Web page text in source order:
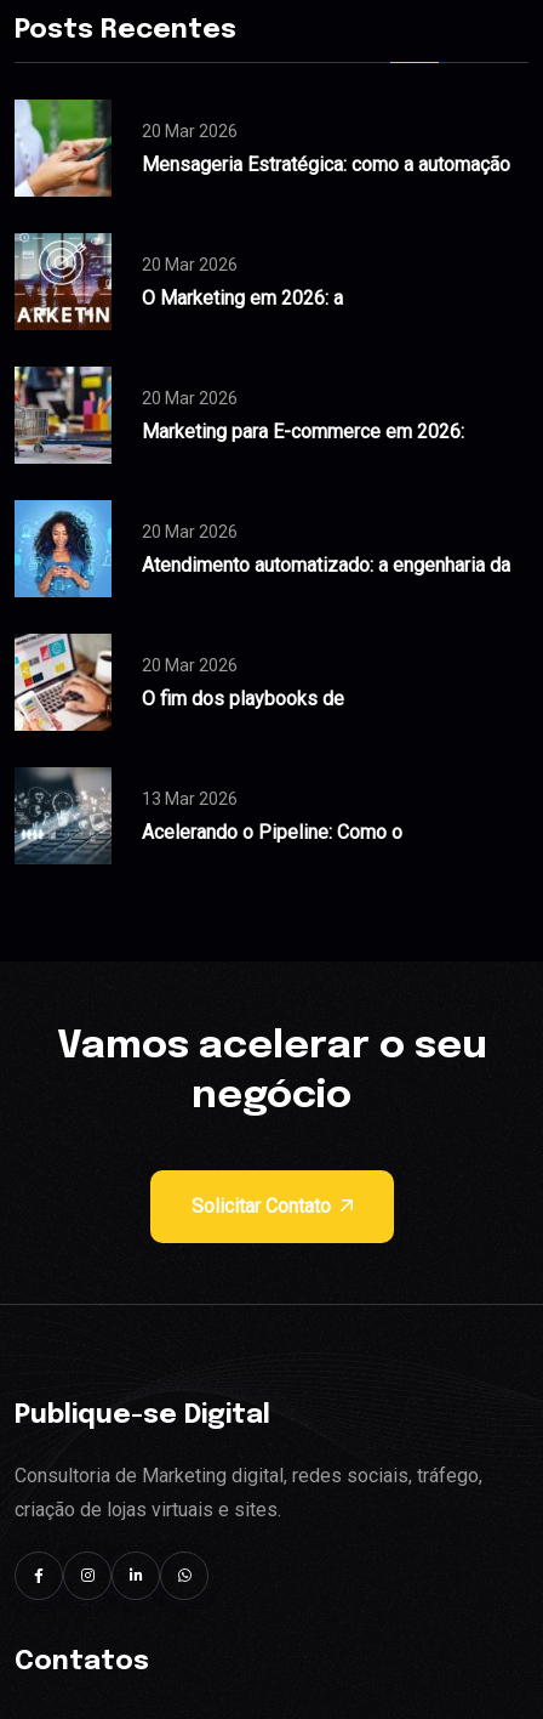
Posts Recentes
20 Mar 2026
Mensageria Estratégica: como a automação
20 Mar 2026
O Marketing em 2026: a
20 Mar 2026
Marketing para E-commerce em 2026:
20 Mar 2026
Atendimento automatizado: a engenharia da
20 Mar 2026
O fim dos playbooks de
13 Mar 2026
Acelerando o Pipeline: Como o
Vamos acelerar o seu
negócio
Solicitar Contato
Publique-se Digital
Consultoria de Marketing digital, redes sociais, tráfego,
criação de lojas virtuais e sites.
Contatos